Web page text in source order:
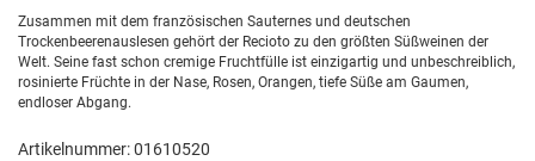
Zusammen mit dem französischen Sauternes und deutschen
Trockenbeerenauslesen gehört der Recioto zu den größten Süßweinen der
Welt. Seine fast schon cremige Fruchtfülle ist einzigartig und unbeschreiblich,
rosinierte Früchte in der Nase, Rosen, Orangen, tiefe Süße am Gaumen,
endloser Abgang.
Artikelnummer: 01610520